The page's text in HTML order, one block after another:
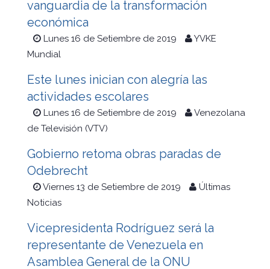
vanguardia de la transformación
económica
Lunes 16 de Setiembre de 2019
YVKE
Mundial
Este lunes inician con alegría las
actividades escolares
Lunes 16 de Setiembre de 2019
Venezolana
de Televisión (VTV)
Gobierno retoma obras paradas de
Odebrecht
Viernes 13 de Setiembre de 2019
Últimas
Noticias
Vicepresidenta Rodríguez será la
representante de Venezuela en
Asamblea General de la ONU